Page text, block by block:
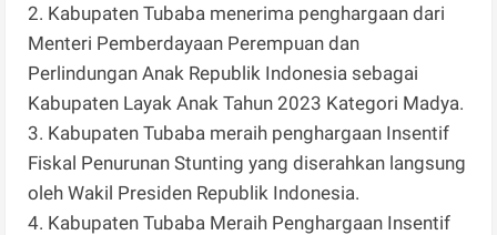
2. Kabupaten Tubaba menerima penghargaan dari
Menteri Pemberdayaan Perempuan dan
Perlindungan Anak Republik Indonesia sebagai
Kabupaten Layak Anak Tahun 2023 Kategori Madya.
3. Kabupaten Tubaba meraih penghargaan Insentif
Fiskal Penurunan Stunting yang diserahkan langsung
oleh Wakil Presiden Republik Indonesia.
4. Kabupaten Tubaba Meraih Penghargaan Insentif